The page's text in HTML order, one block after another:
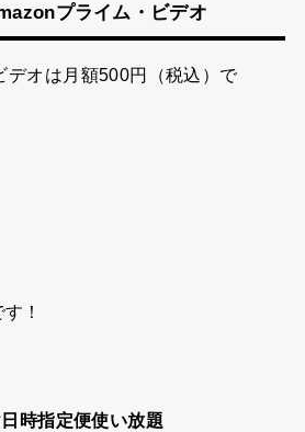
プライム・ビデオ
デオは 月額500円（税込） で
！
時指定便使い放題